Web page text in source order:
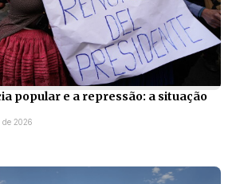
popular e a repressão: a situação
de 2026